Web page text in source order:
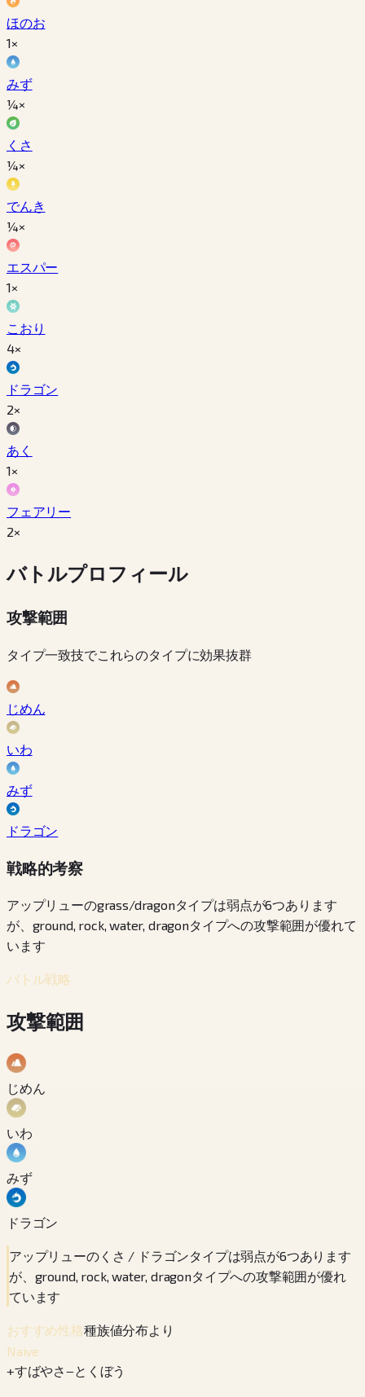
ほのお
1×
みず
¼×
くさ
¼×
でんき
¼×
エスパー
1×
こおり
4×
ドラゴン
2×
あく
1×
フェアリー
2×
バトルプロフィール
攻撃範囲
タイプ一致技でこれらのタイプに効果抜群
じめん
いわ
みず
ドラゴン
戦略的考察
アップリューのgrass/dragonタイプは弱点が6つあります
が、ground, rock, water, dragonタイプへの攻撃範囲が優れて
います
バトル戦略
攻撃範囲
じめん
いわ
みず
ドラゴン
アップリューのくさ / ドラゴンタイプは弱点が6つあります
が、ground, rock, water, dragonタイプへの攻撃範囲が優れ
ています
おすすめ性格種族値分布より
Naive
+すばやさ−とくぼう